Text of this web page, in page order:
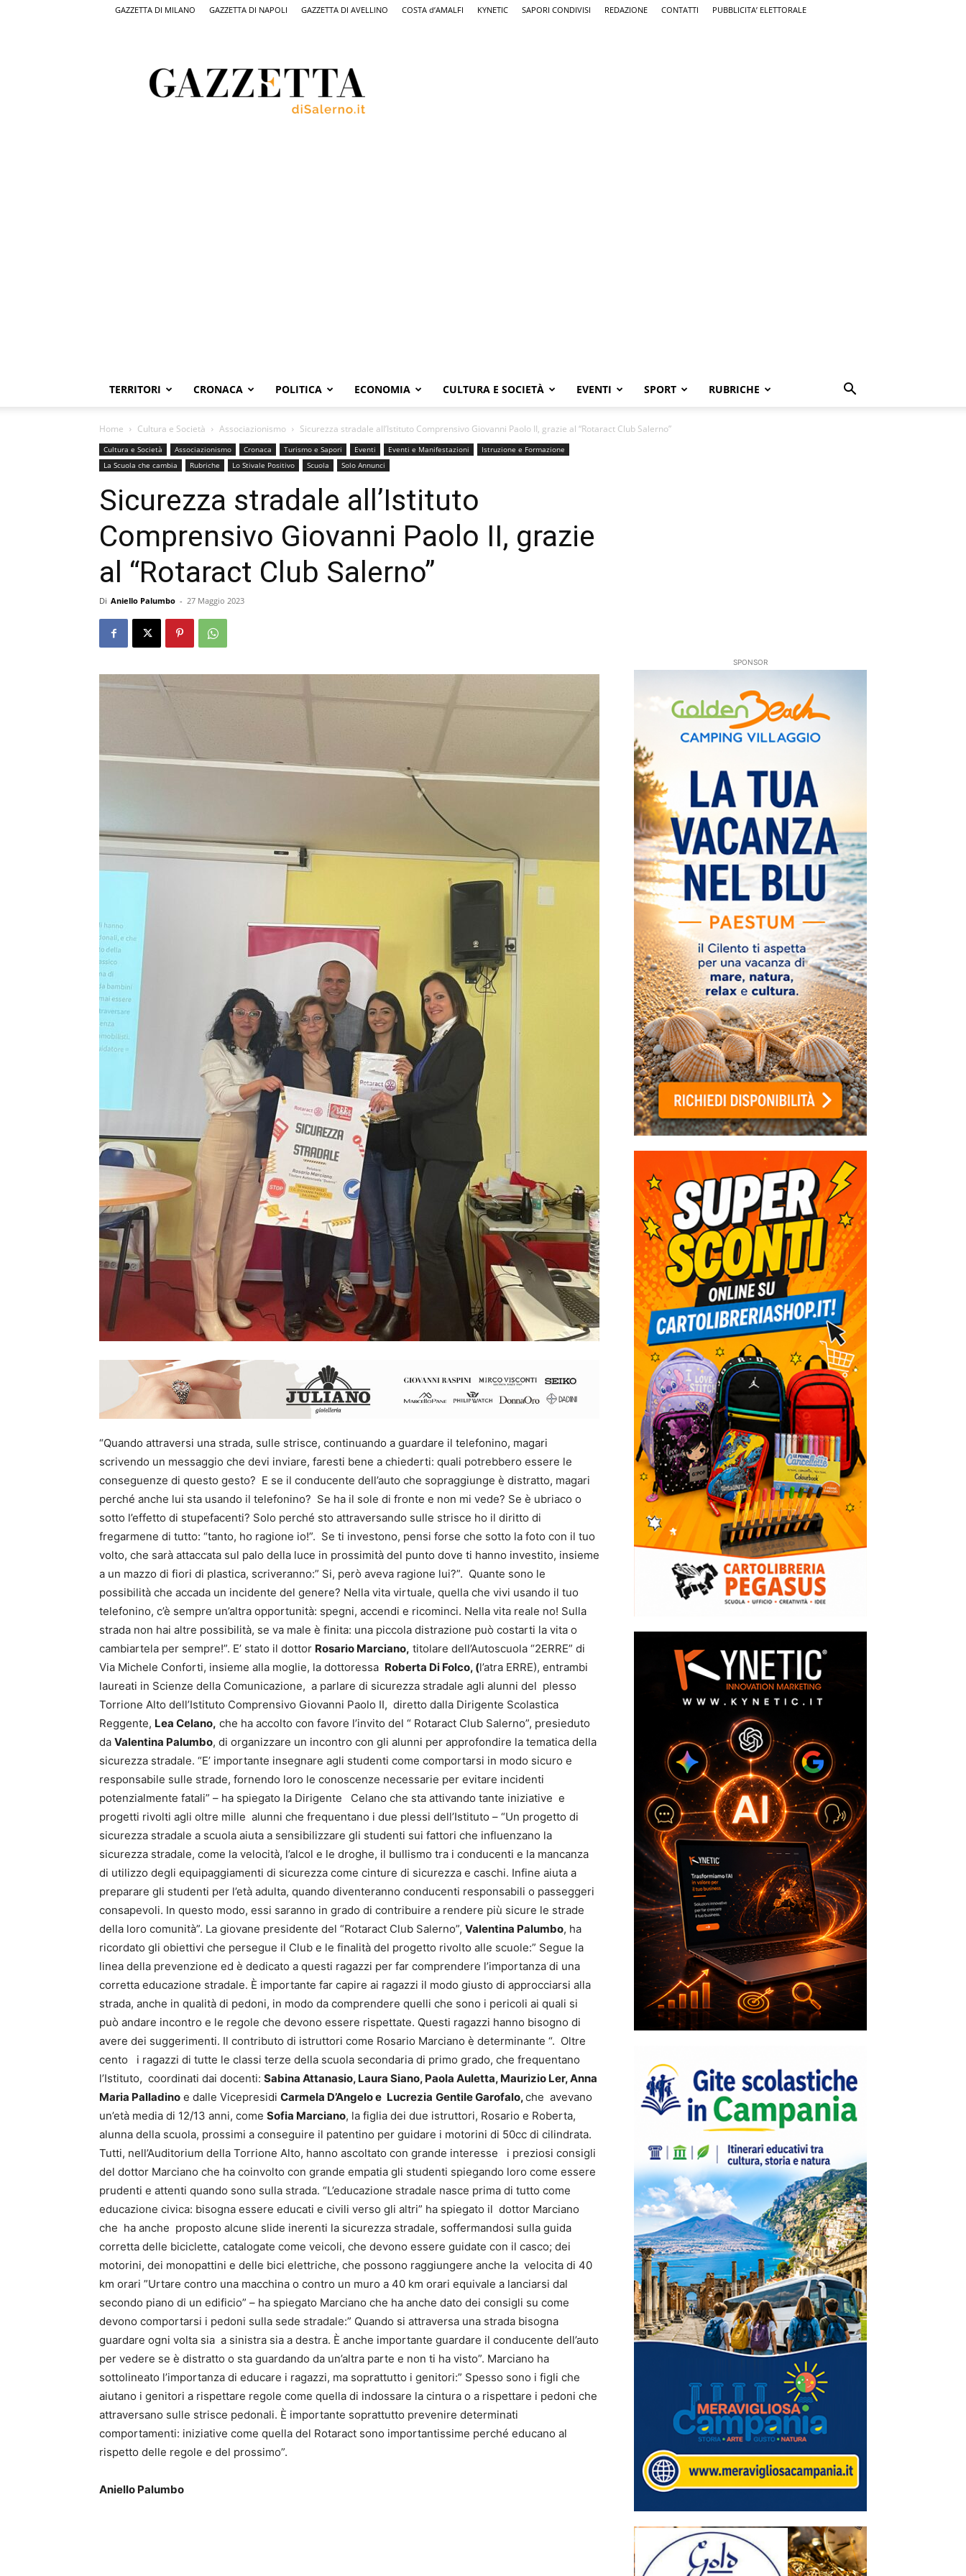
GAZZETTA DI MILANO GAZZETTA DI NAPOLI GAZZETTA DI AVELLINO COSTA d’AMALFI KYNETIC SAPORI CONDIVISI REDAZIONE CONTATTI PUBBLICITA’ ELETTORALE
Salerno,
il
quotidiano
TERRITORI CRONACA POLITICA ECONOMIA CULTURA E SOCIETÀ EVENTI SPORT RUBRICHE
Home Cultura e Società Associazionismo Sicurezza stradale all’Istituto Comprensivo Giovanni Paolo II, grazie al “Rotaract Club Salerno”
Cultura e Società Associazionismo Cronaca Turismo e Sapori Eventi Eventi e Manifestazioni
Istruzione e Formazione
La Scuola che cambia
Rubriche Lo Stivale Positivo Scuola Solo Annunci
Sicurezza stradale all’Istituto
Comprensivo Giovanni Paolo II, grazie
al “Rotaract Club Salerno”
Di Aniello Palumbo - 27 Maggio 2023
“Quando attraversi una strada, sulle strisce, continuando a guardare il telefonino, magari
scrivendo un messaggio che devi inviare, faresti bene a chiederti: quali potrebbero essere le
conseguenze di questo gesto? E se il conducente dell’auto che sopraggiunge è distratto, magari
perché anche lui sta usando il telefonino? Se ha il sole di fronte e non mi vede? Se è ubriaco o
sotto l’effetto di stupefacenti? Solo perché sto attraversando sulle strisce ho il diritto di
fregarmene di tutto: “tanto, ho ragione io!”. Se ti investono, pensi forse che sotto la foto con il tuo
volto, che sarà attaccata sul palo della luce in prossimità del punto dove ti hanno investito, insieme
a un mazzo di fiori di plastica, scriveranno:” Si, però aveva ragione lui?”. Quante sono le
possibilità che accada un incidente del genere? Nella vita virtuale, quella che vivi usando il tuo
telefonino, c’è sempre un’altra opportunità: spegni, accendi e ricominci. Nella vita reale no! Sulla
strada non hai altre possibilità, se va male è finita: una piccola distrazione può costarti la vita o
cambiartela per sempre!”. E’ stato il dottor Rosario Marciano, titolare dell’Autoscuola “2ERRE” di
Via Michele Conforti, insieme alla moglie, la dottoressa Roberta Di Folco, (l’atra ERRE), entrambi
laureati in Scienze della Comunicazione, a parlare di sicurezza stradale agli alunni del plesso
Torrione Alto dell’Istituto Comprensivo Giovanni Paolo II, diretto dalla Dirigente Scolastica
Reggente, Lea Celano, che ha accolto con favore l’invito del “ Rotaract Club Salerno”, presieduto
da Valentina Palumbo, di organizzare un incontro con gli alunni per approfondire la tematica della
sicurezza stradale. “E’ importante insegnare agli studenti come comportarsi in modo sicuro e
responsabile sulle strade, fornendo loro le conoscenze necessarie per evitare incidenti
potenzialmente fatali” – ha spiegato la Dirigente Celano che sta attivando tante iniziative e
progetti rivolti agli oltre mille alunni che frequentano i due plessi dell’Istituto – “Un progetto di
sicurezza stradale a scuola aiuta a sensibilizzare gli studenti sui fattori che influenzano la
sicurezza stradale, come la velocità, l’alcol e le droghe, il bullismo tra i conducenti e la mancanza
di utilizzo degli equipaggiamenti di sicurezza come cinture di sicurezza e caschi. Infine aiuta a
preparare gli studenti per l’età adulta, quando diventeranno conducenti responsabili o passeggeri
consapevoli. In questo modo, essi saranno in grado di contribuire a rendere più sicure le strade
della loro comunità”. La giovane presidente del “Rotaract Club Salerno”, Valentina Palumbo, ha
ricordato gli obiettivi che persegue il Club e le finalità del progetto rivolto alle scuole:” Segue la
linea della prevenzione ed è dedicato a questi ragazzi per far comprendere l’importanza di una
corretta educazione stradale. È importante far capire ai ragazzi il modo giusto di approcciarsi alla
strada, anche in qualità di pedoni, in modo da comprendere quelli che sono i pericoli ai quali si
può andare incontro e le regole che devono essere rispettate. Questi ragazzi hanno bisogno di
avere dei suggerimenti. Il contributo di istruttori come Rosario Marciano è determinante “. Oltre
cento i ragazzi di tutte le classi terze della scuola secondaria di primo grado, che frequentano
l’Istituto, coordinati dai docenti: Sabina Attanasio, Laura Siano, Paola Auletta, Maurizio Ler, Anna
Maria Palladino e dalle Vicepresidi Carmela D’Angelo e Lucrezia Gentile Garofalo,che avevano
un’età media di 12/13 anni, come Sofia Marciano, la figlia dei due istruttori, Rosario e Roberta,
alunna della scuola, prossimi a conseguire il patentino per guidare i motorini di 50cc di cilindrata.
Tutti, nell’Auditorium della Torrione Alto, hanno ascoltato con grande interesse i preziosi consigli
del dottor Marciano che ha coinvolto con grande empatia gli studenti spiegando loro come essere
prudenti e attenti quando sono sulla strada. “L’educazione stradale nasce prima di tutto come
educazione civica: bisogna essere educati e civili verso gli altri” ha spiegato il dottor Marciano
che ha anche proposto alcune slide inerenti la sicurezza stradale, soffermandosi sulla guida
corretta delle biciclette, catalogate come veicoli, che devono essere guidate con il casco; dei
motorini, dei monopattini e delle bici elettriche, che possono raggiungere anche la velocita di 40
km orari ”Urtare contro una macchina o contro un muro a 40 km orari equivale a lanciarsi dal
secondo piano di un edificio” – ha spiegato Marciano che ha anche dato dei consigli su come
devono comportarsi i pedoni sulla sede stradale:” Quando si attraversa una strada bisogna
guardare ogni volta sia a sinistra sia a destra. È anche importante guardare il conducente dell’auto
per vedere se è distratto o sta guardando da un’altra parte e non ti ha visto”. Marciano ha
sottolineato l’importanza di educare i ragazzi, ma soprattutto i genitori:” Spesso sono i figli che
aiutano i genitori a rispettare regole come quella di indossare la cintura o a rispettare i pedoni che
attraversano sulle strisce pedonali. È importante soprattutto prevenire determinati
comportamenti: iniziative come quella del Rotaract sono importantissime perché educano al
rispetto delle regole e del prossimo”.
Aniello Palumbo
SPONSOR